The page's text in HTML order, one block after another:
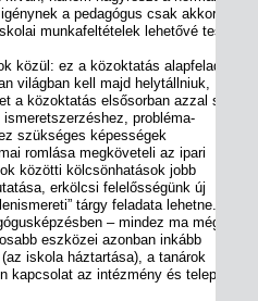
a pedagógus csak akkor tud
munkafeltételek lehetővé teszik a
közül: ez a közoktatás alapfeladata.
világban kell majd helytállniuk,
a közoktatás elsősorban azzal segíti,
probléma-
szükséges képességek
romlása megköveteli az ipari
közötti kölcsönhatások jobb
erkölcsi felelősségünk új
tárgy feladata lehetne. A
– mindez ma még alig
eszközei azonban inkább
iskola háztartása), a tanárok
kapcsolat az intézmény és települési